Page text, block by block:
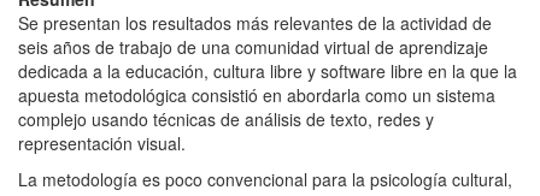
Se presentan los resultados más relevantes de la actividad de
seis años de trabajo de una comunidad virtual de aprendizaje
dedicada a la educación, cultura libre y software libre en la que la
apuesta metodológica consistió en abordarla como un sistema
complejo usando técnicas de análisis de texto, redes y
representación visual.
La metodología es poco convencional para la psicología cultural,